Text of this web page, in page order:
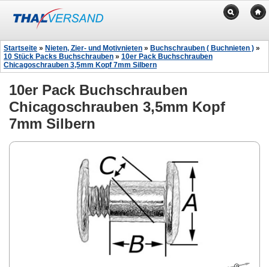
Startseite » Nieten, Zier- und Motivnieten » Buchschrauben ( Buchnieten ) »
10 Stück Packs Buchschrauben » 10er Pack Buchschrauben
Chicagoschrauben 3,5mm Kopf 7mm Silbern
10er Pack Buchschrauben
Chicagoschrauben 3,5mm Kopf
7mm Silbern